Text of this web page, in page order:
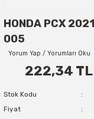
HONDA PCX
005
Yorum Yap / Yorumları Oku
222,34 TL
Stok Kodu
Fiyat